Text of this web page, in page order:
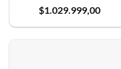
$1.029.999,00